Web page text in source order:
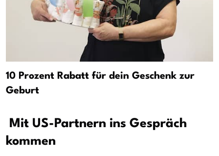
10 Prozent Rabatt für dein Geschenk zur
Geburt
Mit US-Partnern ins Gespräch
kommen